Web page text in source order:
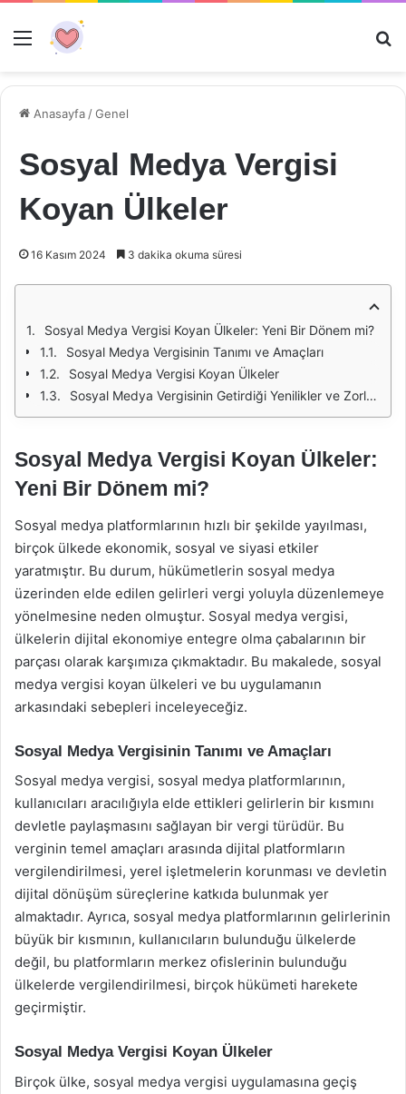
Menü
Anasayfa /Genel
Sosyal Medya Vergisi
Koyan Ülkeler
16 Kasım 2024 3 dakika okuma süresi
Sosyal Medya Vergisi Koyan Ülkeler: Yeni Bir Dönem mi?
Sosyal Medya Vergisinin Tanımı ve Amaçları
Sosyal Medya Vergisi Koyan Ülkeler
Sosyal Medya Vergisinin Getirdiği Yenilikler ve Zorluklar
Sosyal Medya Vergisi Koyan Ülkeler:
Yeni Bir Dönem mi?
Sosyal medya platformlarının hızlı bir şekilde yayılması,
birçok ülkede ekonomik, sosyal ve siyasi etkiler
yaratmıştır. Bu durum, hükümetlerin sosyal medya
üzerinden elde edilen gelirleri vergi yoluyla düzenlemeye
yönelmesine neden olmuştur. Sosyal medya vergisi,
ülkelerin dijital ekonomiye entegre olma çabalarının bir
parçası olarak karşımıza çıkmaktadır. Bu makalede, sosyal
medya vergisi koyan ülkeleri ve bu uygulamanın
arkasındaki sebepleri inceleyeceğiz.
Sosyal Medya Vergisinin Tanımı ve Amaçları
Sosyal medya vergisi, sosyal medya platformlarının,
kullanıcıları aracılığıyla elde ettikleri gelirlerin bir kısmını
devletle paylaşmasını sağlayan bir vergi türüdür. Bu
verginin temel amaçları arasında dijital platformların
vergilendirilmesi, yerel işletmelerin korunması ve devletin
dijital dönüşüm süreçlerine katkıda bulunmak yer
almaktadır. Ayrıca, sosyal medya platformlarının gelirlerinin
büyük bir kısmının, kullanıcıların bulunduğu ülkelerde
değil, bu platformların merkez ofislerinin bulunduğu
ülkelerde vergilendirilmesi, birçok hükümeti harekete
geçirmiştir.
Sosyal Medya Vergisi Koyan Ülkeler
Birçok ülke, sosyal medya vergisi uygulamasına geçiş